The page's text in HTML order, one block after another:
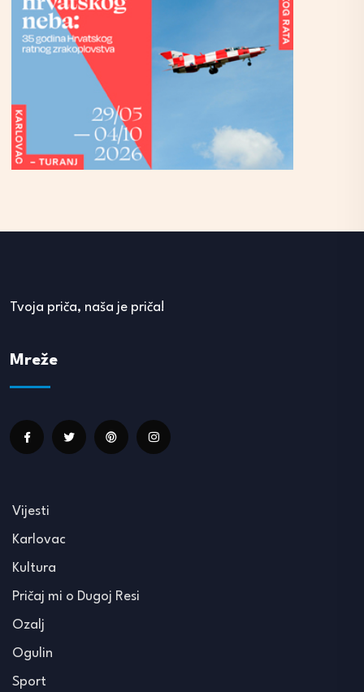
Tvoja priča, naša je priča!
Mreže
Vijesti
Karlovac
Kultura
Pričaj mi o Dugoj Resi
Ozalj
Ogulin
Sport